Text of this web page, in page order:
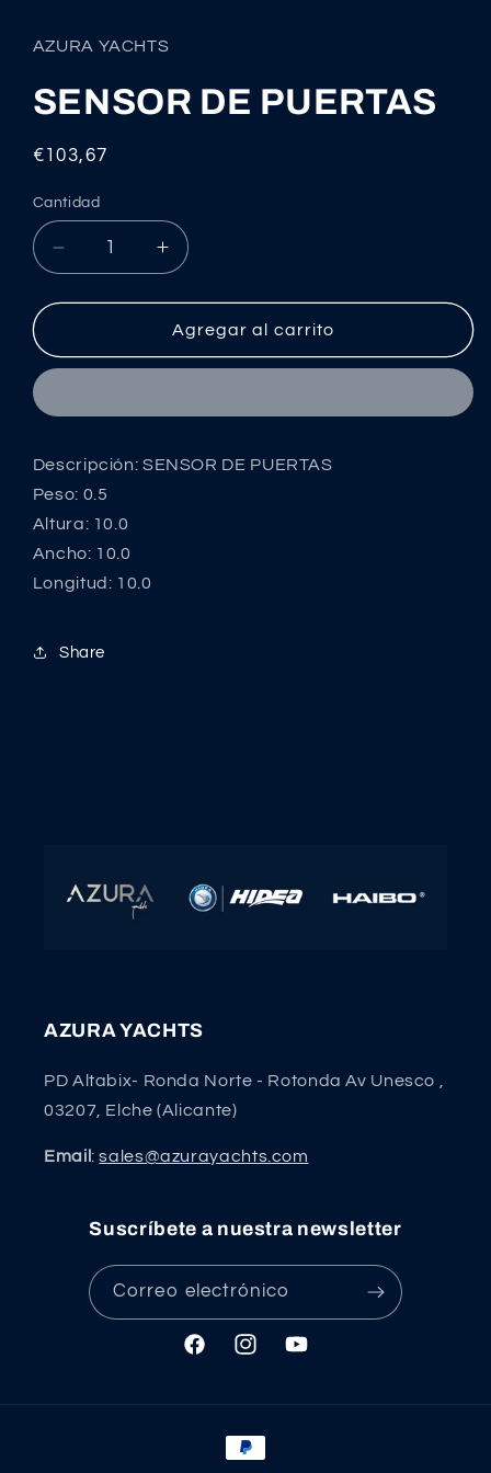
1
en
ventana
modal
AZURA YACHTS
SENSOR DE PUERTAS
Precio
€103,67
Cantidad
Reducir
cantidad
para
DE
Aumentar
cantidad
para
SENSOR
DE
Agregar al carrito
Descripción: SENSOR DE PUERTAS
Peso: 0.5
Altura: 10.0
Ancho: 10.0
Longitud: 10.0
Share
AZURA YACHTS
PD Altabix- Ronda Norte - Rotonda Av Unesco ,
03207, Elche (Alicante)
Email:sales@azurayachts.com
Suscríbete a nuestra newsletter
Correo electrónico
FacebookInstagramYouTube
Formas
de